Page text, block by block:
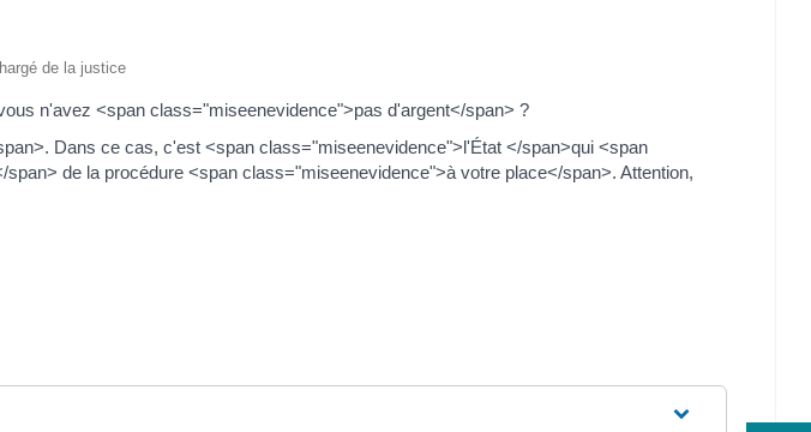
de la justice
n'avez <span class="miseenevidence">pas d'argent</span> ?
Dans ce cas, c'est <span class="miseenevidence">l'État </span>qui <span
de la procédure <span class="miseenevidence">à votre place</span>. Attention,